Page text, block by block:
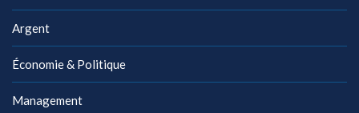
Argent
Économie & Politique
Management